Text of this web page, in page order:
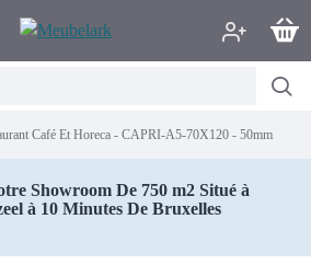
Café Et Horeca - CAPRI-A5-70X120 - 50mm
Showroom De 750 m2 Situé à
à 10 Minutes De Bruxelles